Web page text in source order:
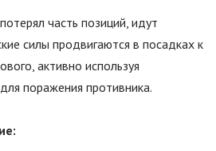
часть позиций, идут
силы продвигаются в посадках к
активно используя
поражения противника.